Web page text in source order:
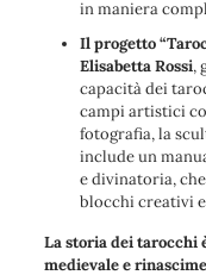
in maniera
Il progetto
Elisabetta Rossi,
capacità dei
campi artistici
fotografia, la
include un
e divinatoria,
blocchi creativi
La storia dei tarocchi
medievale e